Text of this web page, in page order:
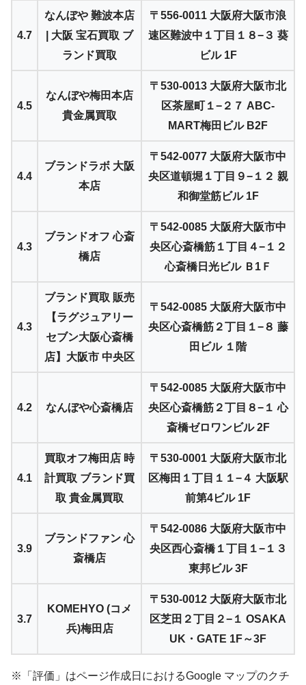
4.7
なんぼや 難波本店
| 大阪 宝石買取 ブ
ランド買取
〒556-0011 大阪府大阪市浪
速区難波中１丁目１８−３ 葵
ビル 1F
4.5
なんぼや梅田本店
貴金属買取
〒530-0013 大阪府大阪市北
区茶屋町１−２７ ABC-
MART梅田ビル B2F
4.4
ブランドラボ 大阪
本店
〒542-0077 大阪府大阪市中
央区道頓堀１丁目９−１２ 親
和御堂筋ビル 1F
4.3
ブランドオフ 心斎
橋店
〒542-0085 大阪府大阪市中
央区心斎橋筋１丁目４−１２
心斎橋日光ビル Ｂ1Ｆ
4.3
ブランド買取 販売
【ラグジュアリー
セブン大阪心斎橋
店】大阪市 中央区
〒542-0085 大阪府大阪市中
央区心斎橋筋２丁目１−８ 藤
田ビル １階
4.2 なんぼや心斎橋店
〒542-0085 大阪府大阪市中
央区心斎橋筋２丁目８−１ 心
斎橋ゼロワンビル 2F
4.1
買取オフ梅田店 時
計買取 ブランド買
取 貴金属買取
〒530-0001 大阪府大阪市北
区梅田１丁目１１−４ 大阪駅
前第4ビル 1F
3.9
ブランドファン 心
斎橋店
〒542-0086 大阪府大阪市中
央区西心斎橋１丁目１−１３
東邦ビル 3F
3.7
KOMEHYO (コメ
兵)梅田店
〒530-0012 大阪府大阪市北
区芝田２丁目２−１ OSAKA
UK・GATE 1F～3F
※「評価」はページ作成日におけるGoogle マップのクチ